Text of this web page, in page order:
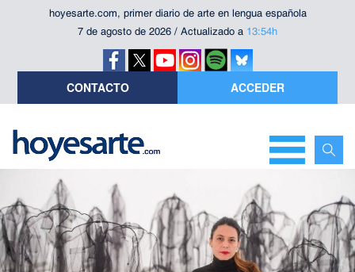
hoyesarte.com, primer diario de arte en lengua española
7 de agosto de 2026 / Actualizado a 13:54h
CONTACTO ACCEDER